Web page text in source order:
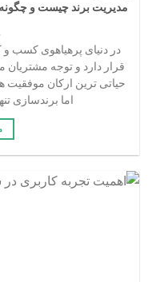
مدیریت برند چیست و
در دنیای پرهیاهوی کسب‌ و
قرار دارد و توجه
حیاتی‌ ترین ارکان
اما برندسازی